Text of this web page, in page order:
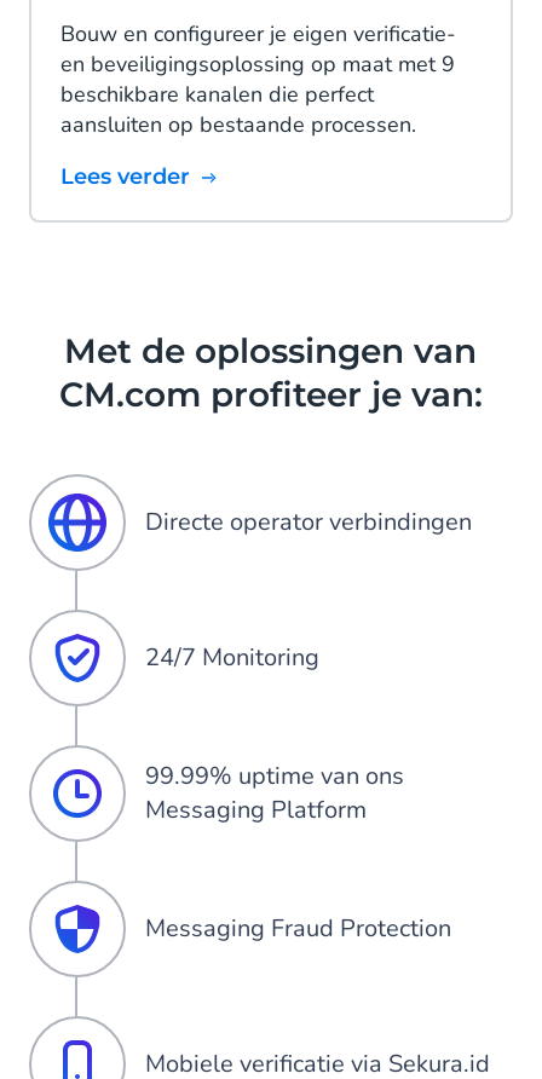
Bouw en configureer je eigen verificatie-
en beveiligingsoplossing op maat met 9
beschikbare kanalen die perfect
aansluiten op bestaande processen.
Lees verder
Met de oplossingen van
CM.com profiteer je van:
Directe operator verbindingen
24/7 Monitoring
99.99% uptime van ons
Messaging Platform
Messaging Fraud Protection
Mobiele verificatie via Sekura.id